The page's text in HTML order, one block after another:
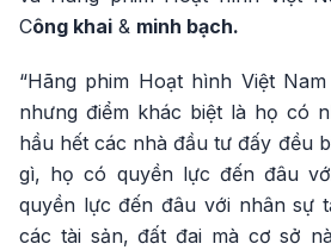
Công khai & minh bạch.
“Hãng phim Hoạt hình Việt
nhưng điểm khác biệt là họ có
hầu hết các nhà đầu tư đấy đều
gì, họ có quyền lực đến đâu
quyền lực đến đâu với nhân sự
các tài sản, đất đai mà cơ sở